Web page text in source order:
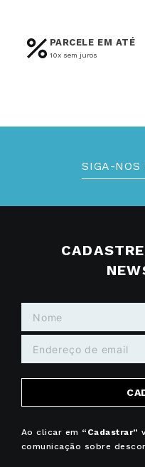
PARCELE EM ATÉ
10x sem juros
SIGA-NOS
Ao clicar em “Cadastrar”
comunicação sobre